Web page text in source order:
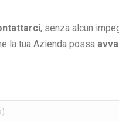
, senza alcun
la tua Azienda possa